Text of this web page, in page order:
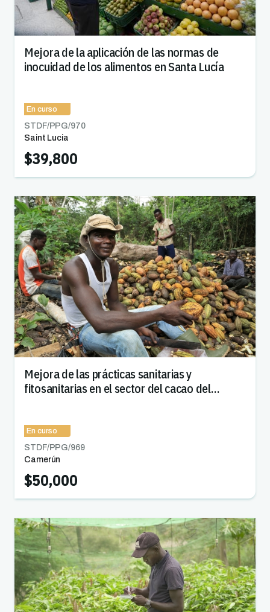
Mejora de la aplicación de las normas de
inocuidad de los alimentos en Santa Lucía
En curso
STDF/PPG/970
Saint Lucia
$39,800
Mejora de las prácticas sanitarias y
fitosanitarias en el sector del cacao del
En curso
STDF/PPG/969
Camerún
$50,000